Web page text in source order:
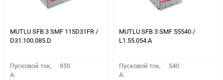
MUTLU SFB 3 SMF 115D31FR /
D31.100.085.D
Пусковой ток,
A:
850
MUTLU SFB 3 SMF 55540 /
L1.55.054.A
Пусковой ток,
A:
540